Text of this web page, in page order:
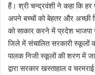
हैं। श्री चन्द्रवंशी ने कहा कि
अपने बच्चों को बेहतर और
को साकार करने में प्रदेश भाजपा
जिले में संचालित सरकारी स्कूलों
पालक निजी स्कूलों की शरण में
द्वारा सरकार खस्ताहाल व